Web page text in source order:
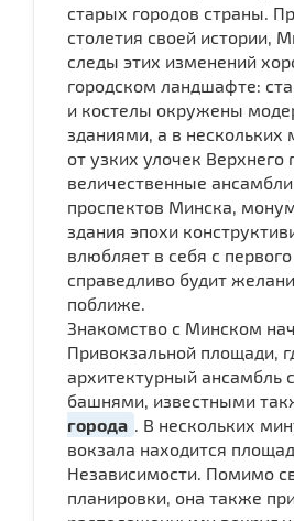
старых городов страны.
столетия своей истории,
следы этих изменений
городском ландшафте:
и костелы окружены
зданиями, а в нескольких
от узких улочек Верхнего
величественные
проспектов Минска,
здания эпохи
влюбляет в себя с первого
справедливо будит
поближе.
Знакомство с Минском
Привокзальной площади,
архитектурный ансамбль
башнями, известными
города
. В нескольких
вокзала находится
Независимости. Помимо
планировки, она также